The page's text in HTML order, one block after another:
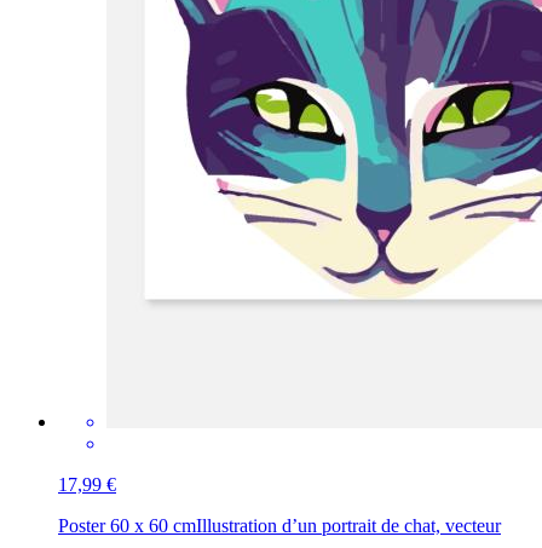
17,99 €
Poster 60 x 60 cmIllustration d’un portrait de chat, vecteur